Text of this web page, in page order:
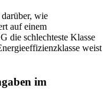
wie
auf einem
die schlechteste Klasse
weist
im